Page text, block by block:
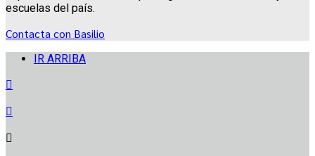
escuelas del país.
Contacta con Basilio
IR ARRIBA